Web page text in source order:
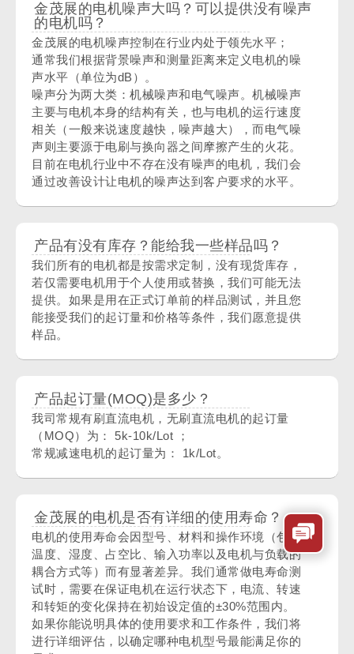
金茂展的电机噪声大吗？可以提供没有噪声
的电机吗？
金茂展的电机噪声控制在行业内处于领先水平；
通常我们根据背景噪声和测量距离来定义电机的噪
声水平（单位为dB）。
噪声分为两大类：机械噪声和电气噪声。机械噪声
主要与电机本身的结构有关，也与电机的运行速度
相关（一般来说速度越快，噪声越大），而电气噪
声则主要源于电刷与换向器之间摩擦产生的火花。
目前在电机行业中不存在没有噪声的电机，我们会
通过改善设计让电机的噪声达到客户要求的水平。
产品有没有库存？能给我一些样品吗？
我们所有的电机都是按需求定制，没有现货库存，
若仅需要电机用于个人使用或替换，我们可能无法
提供。如果是用在正式订单前的样品测试，并且您
能接受我们的起订量和价格等条件，我们愿意提供
样品。
产品起订量(MOQ)是多少？
我司常规有刷直流电机，无刷直流电机的起订量
（MOQ）为： 5k-10k/Lot ；
常规减速电机的起订量为： 1k/Lot。
金茂展的电机是否有详细的使用寿命？
电机的使用寿命会因型号、材料和操作环境（包括
温度、湿度、占空比、输入功率以及电机与负载的
耦合方式等）而有显著差异。我们通常做电寿命测
试时，需要在保证电机在运行状态下，电流、转速
和转矩的变化保持在初始设定值的±30%范围内。
如果你能说明具体的使用要求和工作条件，我们将
进行详细评估，以确定哪种电机型号最能满足你的